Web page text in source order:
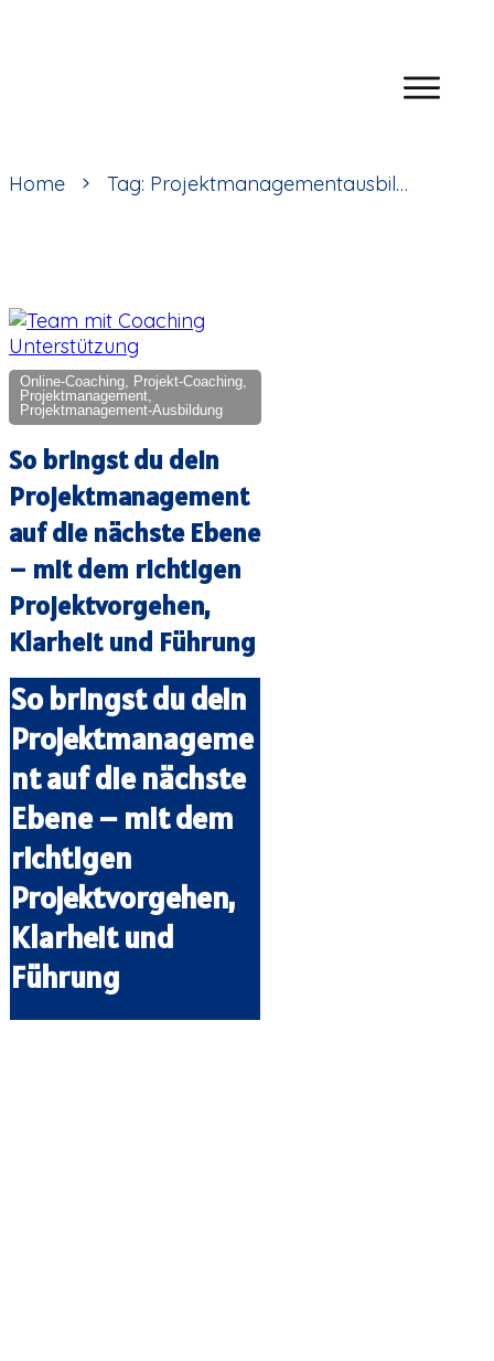
Home Tag: Projektmanagementausbildung
Online-Coaching, Projekt-Coaching,
Projektmanagement,
Projektmanagement-Ausbildung
So bringst du dein
Projektmanagement
auf die nächste Ebene
– mit dem richtigen
Projektvorgehen,
Klarheit und Führung
So bringst du dein
Projektmanageme
nt auf die nächste
Ebene – mit dem
richtigen
Projektvorgehen,
Klarheit und
Führung